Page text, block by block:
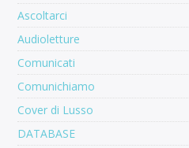
Ascoltarci
Audioletture
Comunicati
Comunichiamo
Cover di Lusso
DATABASE